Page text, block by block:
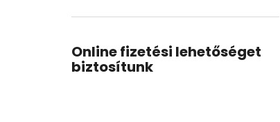
Online fizetési lehetőséget
biztosítunk